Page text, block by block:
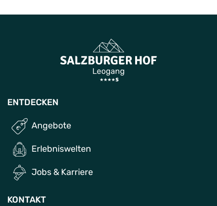
ENTDECKEN
Angebote
Erlebniswelten
Jobs & Karriere
KONTAKT